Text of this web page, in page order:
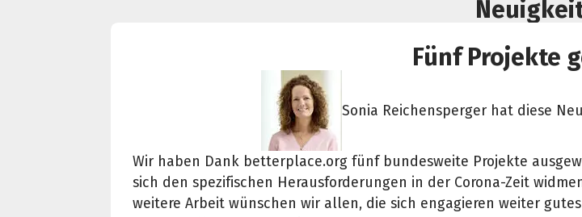
Fünf Projekte
Sonia Reichensperger hat diese
Wir haben Dank betterplace.org fünf bundesweite Projekte
sich den spezifischen Herausforderungen in der Corona-Zeit
weitere Arbeit wünschen wir allen, die sich engagieren weiter